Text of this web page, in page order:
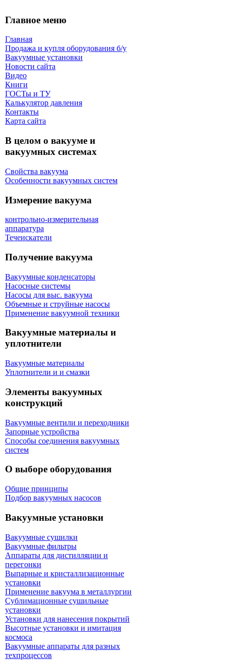
Главное меню
Главная
Продажа и купля оборудования б/y
Вакуумные установки
Новости сайта
Видео
Книги
ГОСТы и ТУ
Калькулятор давления
Контакты
Карта сaйта
В целом о вакууме и
вакуумных системах
Свойства вакуума
Особенности вакуумных систем
Измерение вакуума
контрольно-измерительная
аппаратура
Течеискатели
Получение вакуума
Вакуумные конденсаторы
Насосные системы
Насосы для выс. вакуума
Объемные и струйные насосы
Применение вакуумной техники
Вакуумные материалы и
уплотнители
Вакуумные материалы
Уплотнители и и смазки
Элементы вакуумных
конструкций
Вакуумные вентили и переходники
Запорные устройства
Способы соединения вакуумных
систем
О выборе оборудования
Общие принципы
Подбор вакуумных насосов
Вакуумные установки
Вакуумные сушилки
Вакуумные фильтры
Аппараты для дистилляции и
перегонки
Выпарные и кристаллизационные
установки
Применение вакуума в металлургии
Сублимационные сушильные
установки
Установки для нанесения покрытий
Высотные установки и имитация
космоса
Вакуумные аппараты для разных
техпроцессов